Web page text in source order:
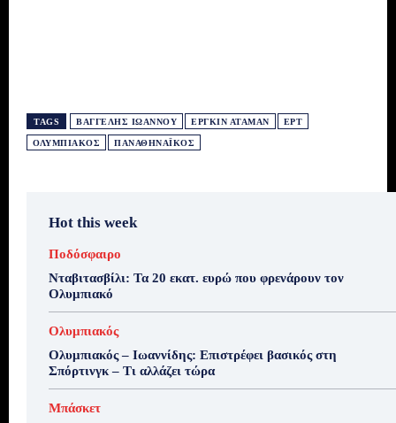
TAGS ΒΑΓΓΈΛΗΣ ΙΩΆΝΝΟΥ ΕΡΓΚΊΝ ΑΤΑΜΆΝ ΕΡΤ
ΟΛΥΜΠΙΑΚΌΣ ΠΑΝΑΘΗΝΑΪΚΌΣ
Hot this week
Ποδόσφαιρο
Νταβιτασβίλι: Τα 20 εκατ. ευρώ που φρενάρουν τον
Ολυμπιακό
Ολυμπιακός
Ολυμπιακός – Ιωαννίδης: Επιστρέφει βασικός στη
Σπόρτινγκ – Τι αλλάζει τώρα
Μπάσκετ